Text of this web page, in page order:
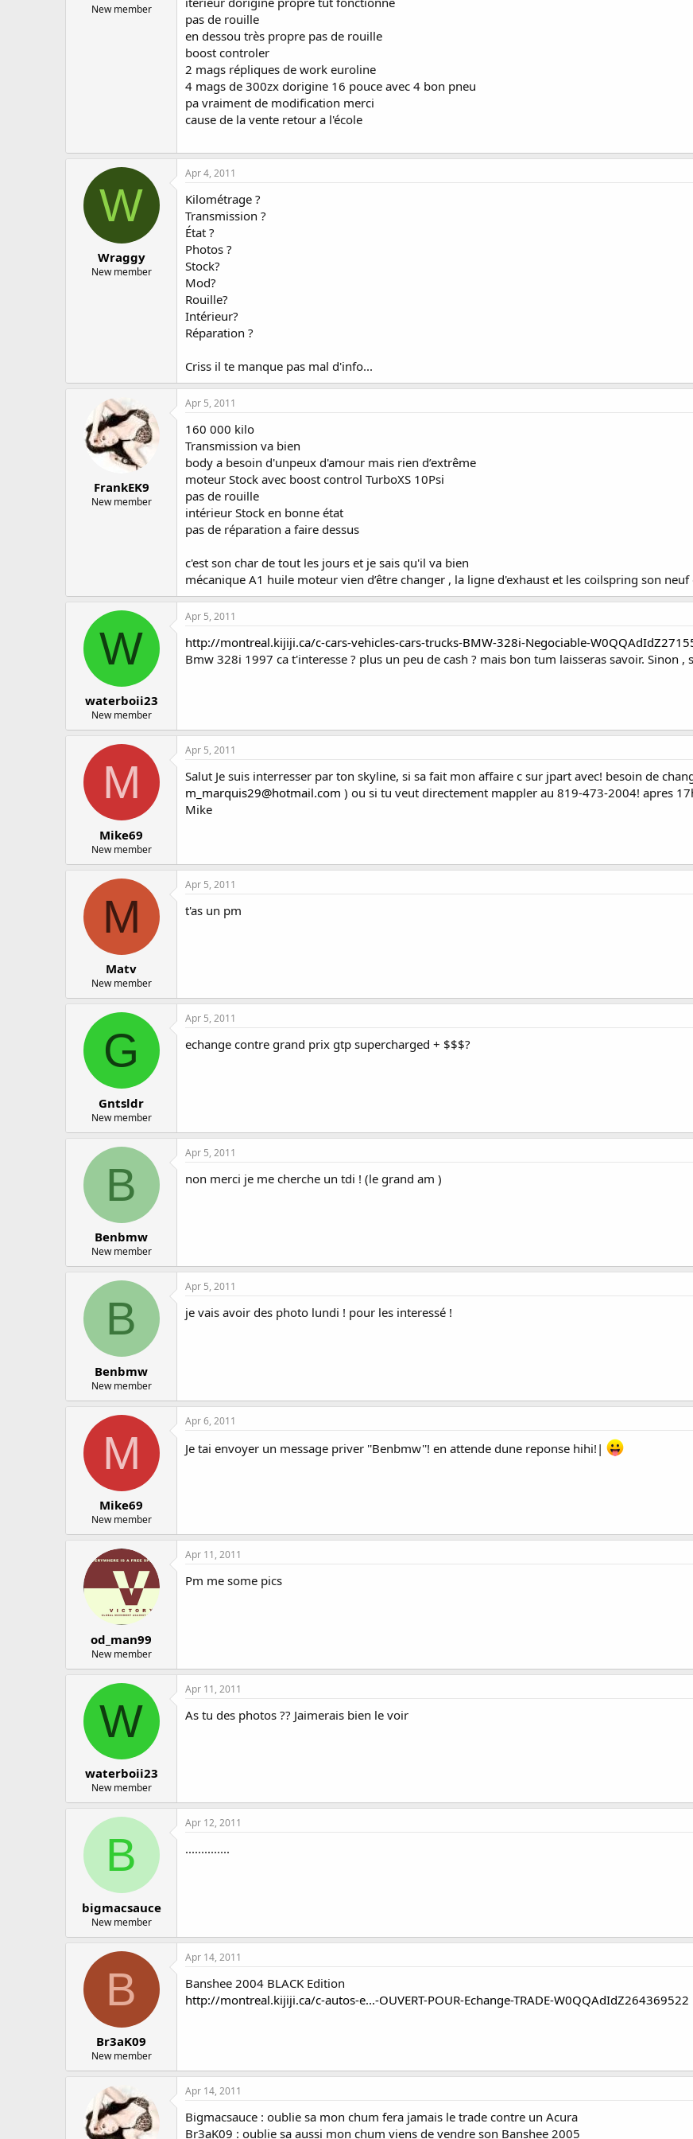
New member
pas de rouille
en dessou très propre pas de rouille
boost controler
2 mags répliques de work euroline
4 mags de 300zx dorigine 16 pouce avec 4 bon pneu
pa vraiment de modification merci
cause de la vente retour a l'école
W
Wraggy
New member
Apr 4, 2011
Kilométrage ?
Transmission ?
État ?
Photos ?
Stock?
Mod?
Rouille?
Intérieur?
Réparation ?
Criss il te manque pas mal d'info...
FrankEK9
New member
Apr 5, 2011
160 000 kilo
Transmission va bien
body a besoin d'unpeux d'amour mais rien d’extrême
moteur Stock avec boost control TurboXS 10Psi
pas de rouille
intérieur Stock en bonne état
pas de réparation a faire dessus
c'est son char de tout les jours et je sais qu'il va bien
mécanique A1 huile moteur vien d’être changer , la ligne d'exhaust et les coilspring son neuf
W
waterboii23
New member
Apr 5, 2011
http://montreal.kijiji.ca/c-cars-vehicles-cars-trucks-BMW-328i-Negociable-
Bmw 328i 1997 ca t'interesse ? plus un peu de cash ? mais bon tum laisseras savoir. Sinon
M
Mike69
New member
Apr 5, 2011
Salut Je suis interresser par ton skyline, si sa fait mon affaire c sur jpart avec! besoin de
m_marquis29@hotmail.com ) ou si tu veut directement mappler au 819-473-2004! apres
Mike
M
Matv
New member
Apr 5, 2011
t'as un pm
G
Gntsldr
New member
Apr 5, 2011
echange contre grand prix gtp supercharged + $$$?
B
Benbmw
New member
Apr 5, 2011
non merci je me cherche un tdi ! (le grand am )
B
Benbmw
New member
Apr 5, 2011
je vais avoir des photo lundi ! pour les interessé !
M
Mike69
New member
Apr 6, 2011
Je tai envoyer un message priver ''Benbmw''! en attende dune reponse hihi!|
od_man99
New member
Apr 11, 2011
Pm me some pics
W
waterboii23
New member
Apr 11, 2011
As tu des photos ?? Jaimerais bien le voir
B
bigmacsauce
New member
Apr 12, 2011
..............
B
Br3aK09
New member
Apr 14, 2011
Banshee 2004 BLACK Edition
http://montreal.kijiji.ca/c-autos-e...-OUVERT-POUR-Echange-TRADE-W0QQAdIdZ264369522
Apr 14, 2011
Bigmacsauce : oublie sa mon chum fera jamais le trade contre un Acura
Br3aK09 : oublie sa aussi mon chum viens de vendre son Banshee 2005